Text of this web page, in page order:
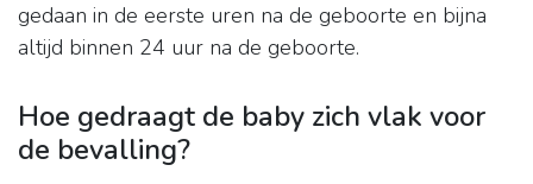
gedaan in de eerste uren na de geboorte en bijna
altijd binnen 24 uur na de geboorte.
Hoe gedraagt de baby zich vlak voor
de bevalling?